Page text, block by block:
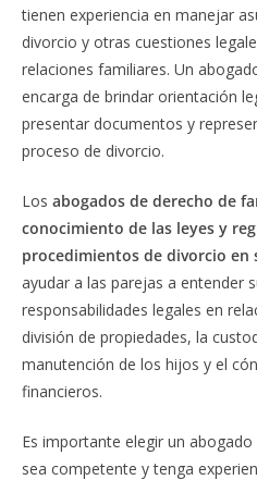
tienen experiencia en manejar
divorcio y otras cuestiones
relaciones familiares. Un
encarga de brindar orientación
presentar documentos y
proceso de divorcio.
Los abogados de derecho de
conocimiento de las leyes y
procedimientos de divorcio en
ayudar a las parejas a entender
responsabilidades legales en
división de propiedades, la
manutención de los hijos y el
financieros.
Es importante elegir un
sea competente y tenga